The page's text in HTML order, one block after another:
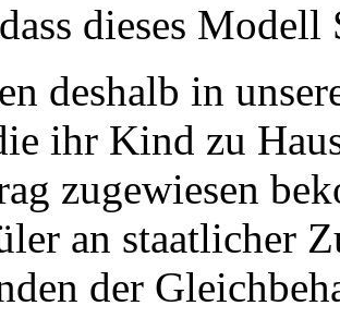
dieses Modell
deshalb in
ihr Kind zu
zugewiesen
an staatlicher
der